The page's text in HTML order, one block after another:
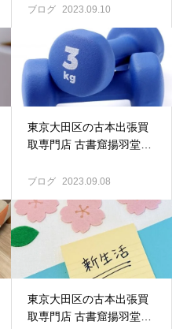
ブログ 2023.09.10
東京大田区の古本出張買
取専門店 古書窟揚羽堂｜
ブログ 2023.09.08
東京大田区の古本出張買
取専門店 古書窟揚羽堂｜